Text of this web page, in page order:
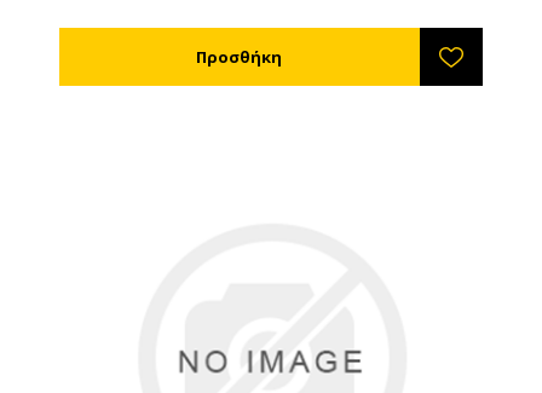
ιμάντες. Έτσι αποθαρρύνετε και τους κλέφτες
κυψελών αφού οι κυψέλες δεν έχουν συνδετήρες.